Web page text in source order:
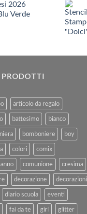
2026
Verde
articolo da regalo
battesimo bianco
bomboniere boy
colori comix
comunione cresima
decorazione decorazioni
diario scuola eventi
fai da te girl glitter